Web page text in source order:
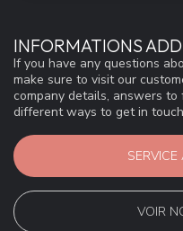
INFORMATIONS
If you have any questions
make sure to visit our
company details, answers
different ways to get in
VOIR